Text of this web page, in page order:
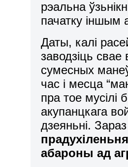
рэальна
пачатку іншым
Даты, калі
заводзіць свае
сумесных
час і месца
пра тое мусілі
акупанцкага
дзеяньні.
абароны ад